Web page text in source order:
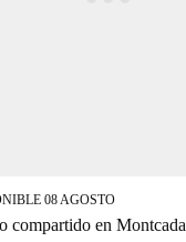
08 AGOSTO
compartido en Montcada